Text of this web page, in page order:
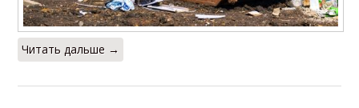
Читать дальше →